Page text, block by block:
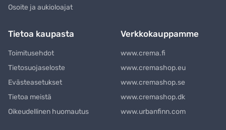
Osoite ja aukioloajat
Tietoa kaupasta
Toimitusehdot
Tietosuojaseloste
Evästeasetukset
Tietoa meistä
Oikeudellinen huomautus
Verkkokauppamme
www.crema.fi
www.cremashop.eu
www.cremashop.se
www.cremashop.dk
www.urbanfinn.com